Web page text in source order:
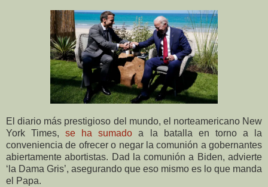
El diario más prestigioso del mundo, el norteamericano New
York Times,se ha sumado a la batalla en torno a la
conveniencia de ofrecer o negar la comunión a gobernantes
abiertamente abortistas. Dad la comunión a Biden, advierte
‘la Dama Gris’, asegurando que eso mismo es lo que manda
el Papa.